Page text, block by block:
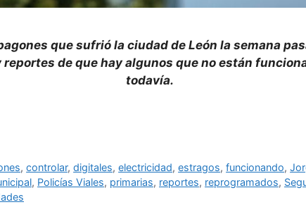
que sufrió la ciudad de León la semana
reportes de que hay algunos que no están
todavía.
,controlar,digitales,electricidad,estragos,funcionando,
, Policías Viales, primarias, reportes, reprogramados,